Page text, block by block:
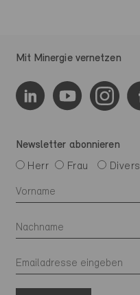
Mit Minergie vernetzen
Newsletter abonnieren
Herr
Frau Divers